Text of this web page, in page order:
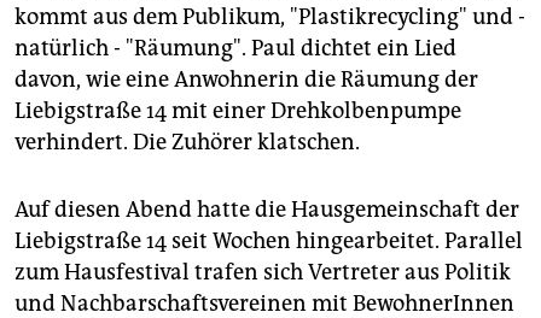
shop
fragen & hilfe
unterstützen
genossenschaft
epaper login
kommt aus dem Publikum, "Plastikrecycling" und -
natürlich - "Räumung". Paul dichtet ein Lied
davon, wie eine Anwohnerin die Räumung der
Liebigstraße 14 mit einer Drehkolbenpumpe
verhindert. Die Zuhörer klatschen.
Auf diesen Abend hatte die Hausgemeinschaft der
Liebigstraße 14 seit Wochen hingearbeitet. Parallel
zum Hausfestival trafen sich Vertreter aus Politik
und Nachbarschaftsvereinen mit BewohnerInnen